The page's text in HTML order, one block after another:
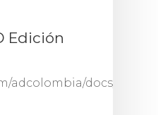
Edición
adcolombia/docs/